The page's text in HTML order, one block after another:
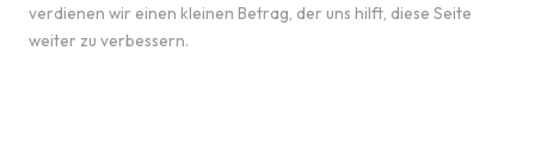
verdienen wir einen kleinen Betrag, der uns hilft, diese Seite
weiter zu verbessern.